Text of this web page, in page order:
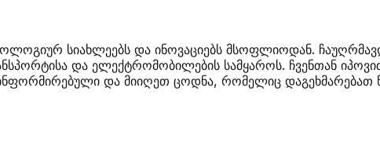
სიახლეებს და ინოვაციებს მსოფლიოდან.
და ელექტრომობილების სამყაროს. ჩვენთან
და მიიღეთ ცოდნა, რომელიც დაგეხმარებათ